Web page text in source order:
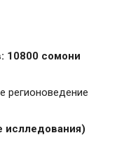
10800 сомони
регионоведение
ислледования)